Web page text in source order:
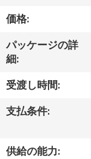
つ
い
て
工
場
価格:
パッケージの詳
細:
受渡し時間:
支払条件:
供給の能力: